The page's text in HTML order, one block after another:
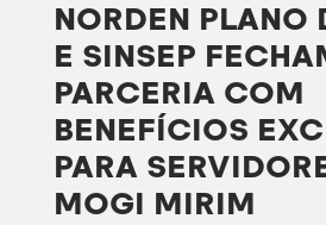
NORDEN PLANO
E SINSEP
PARCERIA COM
BENEFÍCIOS
PARA
MOGI MIRIM